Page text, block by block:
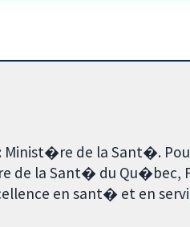
Minist�re de la Sant�.
de la Sant� du Qu�bec,
en sant� et en